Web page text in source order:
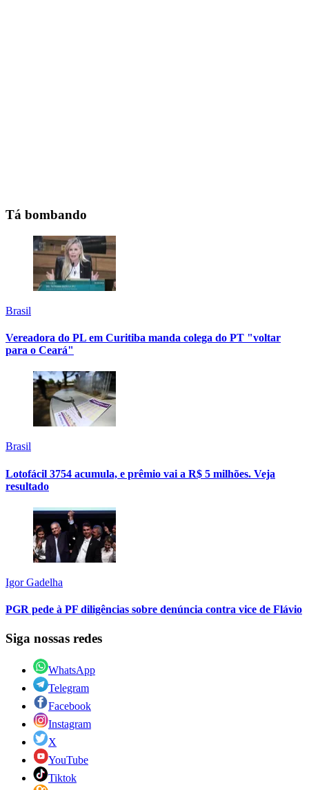
Tá bombando
Brasil
Vereadora do PL em Curitiba manda colega do PT "voltar
para o Ceará"
Brasil
Lotofácil 3754 acumula, e prêmio vai a R$ 5 milhões. Veja
resultado
Igor Gadelha
PGR pede à PF diligências sobre denúncia contra vice de Flávio
Siga nossas redes
WhatsApp
Telegram
Facebook
Instagram
X
YouTube
Tiktok